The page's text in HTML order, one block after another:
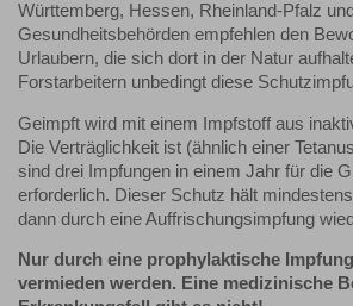
Württemberg, Hessen, Rheinland-Pfalz
Gesundheitsbehörden empfehlen den
Urlaubern, die sich dort in der Natur
Forstarbeitern unbedingt diese
Geimpft wird mit einem Impfstoff aus
Die Verträglichkeit ist (ähnlich einer
sind drei Impfungen in einem Jahr für die
erforderlich. Dieser Schutz hält
dann durch eine Auffrischungsimpfung
Nur durch eine prophylaktische
vermieden werden. Eine medizinische